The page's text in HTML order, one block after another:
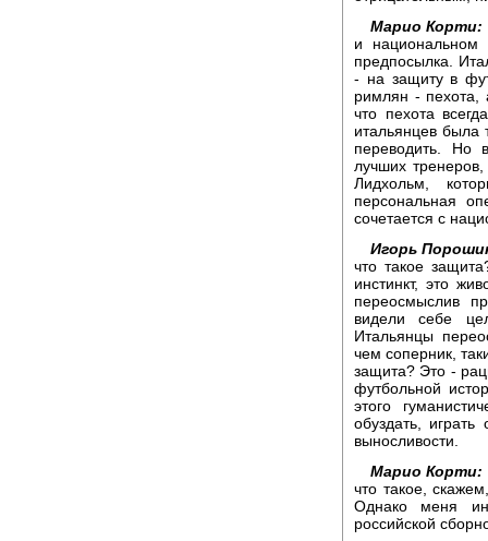
Марио Корти:
и национальном
предпосылка.
- на защиту в
римлян - пехота,
что пехота
итальянцев была
переводить. Но
лучших
Лидхольм,
персональная
сочетается с
Игорь
что такое
инстинкт, это
переосмыслив
видели себе
Итальянцы
чем соперник,
защита? Это -
футбольной
этого
обуздать,
выносливости.
Марио Корти:
что такое,
Однако меня
российской